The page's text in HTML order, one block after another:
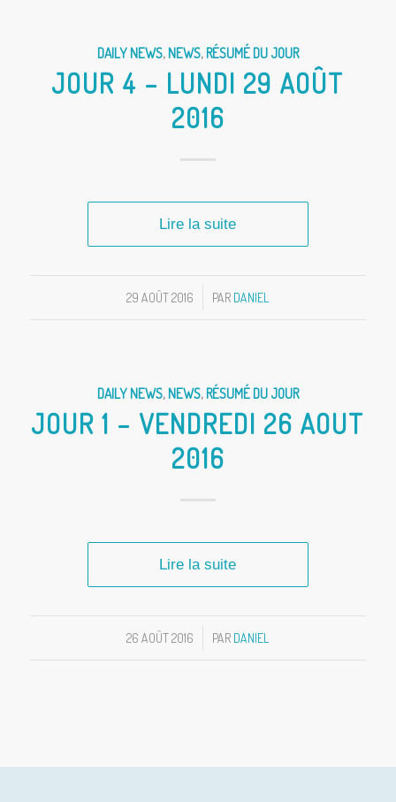
DAILY NEWS, NEWS, RÉSUMÉ DU JOUR
JOUR 4 – LUNDI 29 AOÛT
2016
Lire la suite
29 AOÛT 2016
/ PAR DANIEL
DAILY NEWS, NEWS, RÉSUMÉ DU JOUR
JOUR 1 – VENDREDI 26 AOUT
2016
Lire la suite
26 AOÛT 2016
/ PAR DANIEL